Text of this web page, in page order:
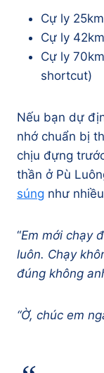
Cự ly
Cự ly
Cự ly
shortcut)
Nếu bạn dự
nhớ chuẩn bị
chịu đựng
thần ở Pù
súng như
“Em mới chạy
luôn. Chạy
đúng không
“Ờ, chúc em